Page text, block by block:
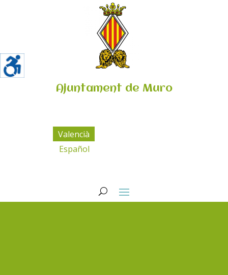
Ajuntament de Muro
Valencià
Español